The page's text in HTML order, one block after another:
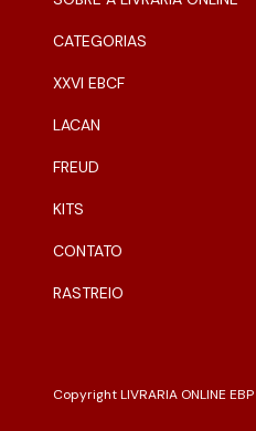
CATEGORIAS
XXVI EBCF
LACAN
FREUD
KITS
CONTATO
RASTREIO
Copyright LIVRARIA ONLINE